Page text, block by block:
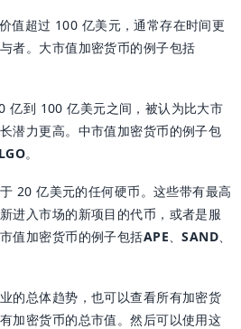
值超过 100 亿美元，通常存在时间更
者。大市值加密货币的例子包括
亿到 100 亿美元之间，被认为比大市
潜力更高。中市值加密货币的例子包
。
20 亿美元的任何硬币。这些带有最高
进入市场的新项目的代币，或者是服
值加密货币的例子包括APE 、SAND
的总体趋势，也可以查看所有加密货
加密货币的总市值。然后可以使用这